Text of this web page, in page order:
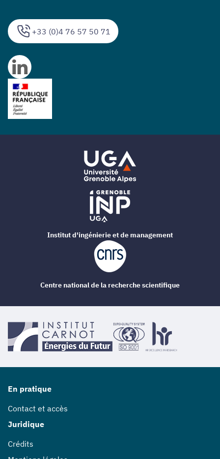
+33 (0)4 76 57 50 71
En pratique
Contact et accès
Juridique
Crédits
Institut d'ingénierie et de management
Centre national de la recherche scientifique